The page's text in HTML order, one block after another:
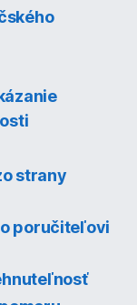
strany
poručiteľovi